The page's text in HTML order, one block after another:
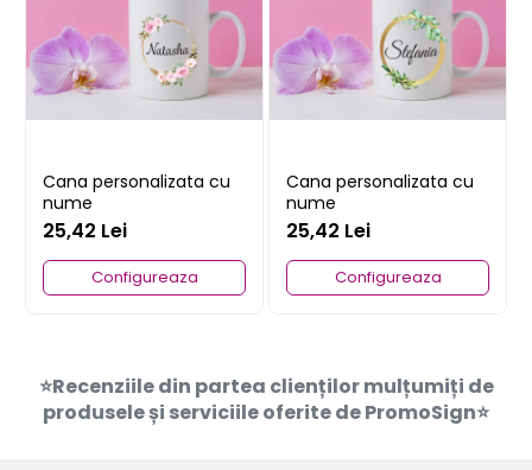
Cana personalizata cu
nume
25,42 Lei
Configureaza
Cana personalizata cu
nume
25,42 Lei
Configureaza
⭐Recenziile din partea clienților mulțumiți de
produsele și serviciile oferite de PromoSign⭐